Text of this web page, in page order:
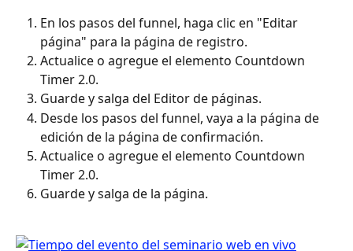
En los pasos del funnel, haga clic en "Editar
página" para la página de registro.
Actualice o agregue el elemento Countdown
Timer 2.0.
Guarde y salga del Editor de páginas.
Desde los pasos del funnel, vaya a la página de
edición de la página de confirmación.
Actualice o agregue el elemento Countdown
Timer 2.0.
Guarde y salga de la página.